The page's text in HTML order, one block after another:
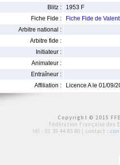
Blitz :
1953 F
Fiche Fide :
Fiche Fide de
Arbitre national :
Arbitre fide :
Initiateur :
Animateur :
Entraîneur :
Affiliation :
Licence A le 01/09/
Copyright © 2015
Fédération Française des
tél : 01 39 44 65 80 | contact :